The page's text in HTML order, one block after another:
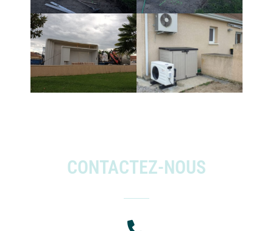
CONTACTEZ-NOUS